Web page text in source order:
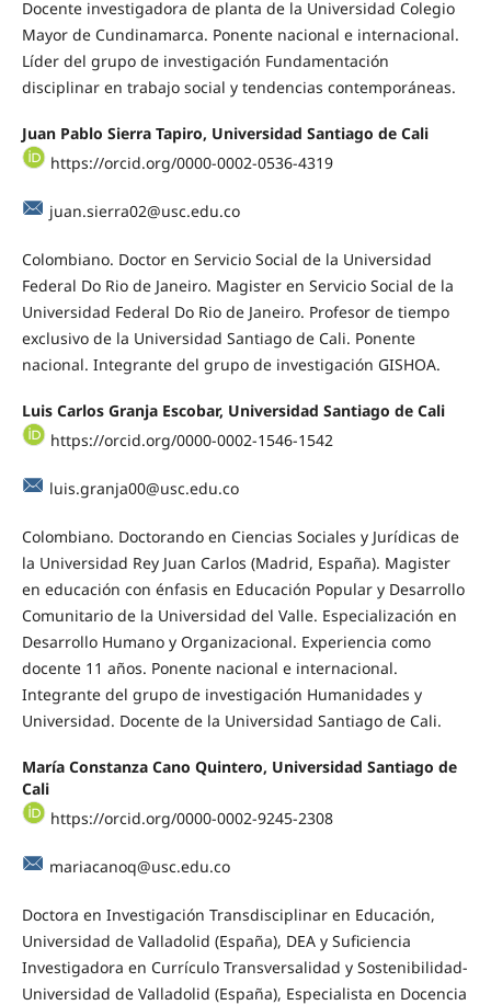
Docente investigadora de planta de la Universidad Colegio
Mayor de Cundinamarca. Ponente nacional e internacional.
Líder del grupo de investigación Fundamentación
disciplinar en trabajo social y tendencias contemporáneas.
Juan Pablo Sierra Tapiro, Universidad Santiago de Cali
https://orcid.org/0000-0002-0536-4319
juan.sierra02@usc.edu.co
Colombiano. Doctor en Servicio Social de la Universidad
Federal Do Rio de Janeiro. Magister en Servicio Social de la
Universidad Federal Do Rio de Janeiro. Profesor de tiempo
exclusivo de la Universidad Santiago de Cali. Ponente
nacional. Integrante del grupo de investigación GISHOA.
Luis Carlos Granja Escobar, Universidad Santiago de Cali
https://orcid.org/0000-0002-1546-1542
luis.granja00@usc.edu.co
Colombiano. Doctorando en Ciencias Sociales y Jurídicas de
la Universidad Rey Juan Carlos (Madrid, España). Magister
en educación con énfasis en Educación Popular y Desarrollo
Comunitario de la Universidad del Valle. Especialización en
Desarrollo Humano y Organizacional. Experiencia como
docente 11 años. Ponente nacional e internacional.
Integrante del grupo de investigación Humanidades y
Universidad. Docente de la Universidad Santiago de Cali.
María Constanza Cano Quintero, Universidad Santiago de
Cali
https://orcid.org/0000-0002-9245-2308
mariacanoq@usc.edu.co
Doctora en Investigación Transdisciplinar en Educación,
Universidad de Valladolid (España), DEA y Suficiencia
Investigadora en Currículo Transversalidad y Sostenibilidad-
Universidad de Valladolid (España), Especialista en Docencia